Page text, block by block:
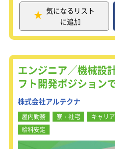
ロジェクト
可能です。
階層別研修や
グなども充
■報奨金制
年に数回、
されます（
が正当に評
ます。
実！
そのほか、
談の仕方、メ
ネス基礎研修
どを学ぶヒ
数名の同期
も大きな魅力
研修中は毎日
振り返り時間
学んだ知識
る環境があり
さらに研修
ため、安心し
気になるリスト
に追加
エンジニア／機械設
フト開発ポジション
株式会社アルテクナ
屋内勤務 寮・社宅 キャリ
給料安定